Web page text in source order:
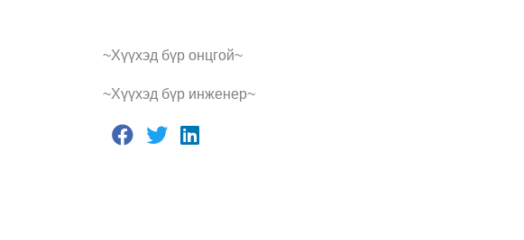
~Хүүхэд бүр онцгой~
~Хүүхэд бүр инженер~